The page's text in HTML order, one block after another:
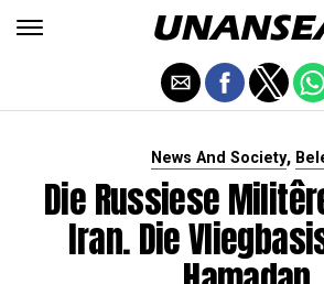
News And Society,
Die Russiese
Iran. Die